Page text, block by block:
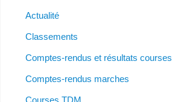
Actualité
Classements
Comptes-rendus et résultats courses
Comptes-rendus marches
Courses TDM